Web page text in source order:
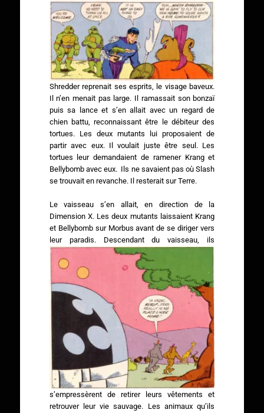
Shredder reprenait ses esprits, le visage baveux.
Il n’en menait pas large. Il ramassait son bonzaï
puis sa lance et s’en allait avec un regard de
chien battu, reconnaissant être le débiteur des
tortues. Les deux mutants lui proposaient de
partir avec eux. Il voulait juste être seul. Les
tortues leur demandaient de ramener Krang et
Bellybomb avec eux. Ils ne savaient pas où Slash
se trouvait en revanche. Il resterait sur Terre.
Le vaisseau s’en allait, en direction de la
Dimension X. Les deux mutants laissaient Krang
et Bellybomb sur Morbus avant de se diriger vers
leur paradis. Descendant du vaisseau, ils
s’empressèrent de retirer leurs vêtements et
retrouver leur vie sauvage. Les animaux qu’ils